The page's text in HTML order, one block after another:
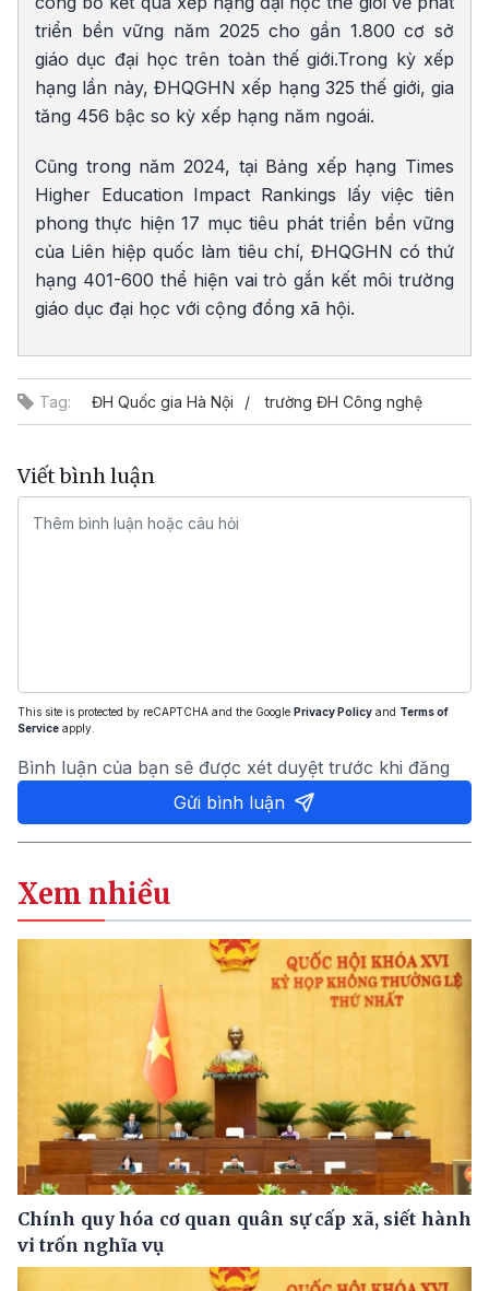
triển bền vững năm 2025 cho gần 1.800 cơ sở
giáo dục đại học trên toàn thế giới.Trong kỳ xếp
hạng lần này, ĐHQGHN xếp hạng 325 thế giới, gia
tăng 456 bậc so kỳ xếp hạng năm ngoái.
Cũng trong năm 2024, tại Bảng xếp hạng Times
Higher Education Impact Rankings lấy việc tiên
phong thực hiện 17 mục tiêu phát triển bền vững
của Liên hiệp quốc làm tiêu chí, ĐHQGHN có thứ
hạng 401-600 thể hiện vai trò gắn kết môi trường
giáo dục đại học với cộng đồng xã hội.
Tag: ĐH Quốc gia Hà Nội trường ĐH Công nghệ
Viết bình luận
This site is protected by reCAPTCHA and the Google Privacy Policy and Terms of
Service apply.
Bình luận của bạn sẽ được xét duyệt trước khi đăng
Gửi bình luận
Xem nhiều
Chính quy hóa cơ quan quân sự cấp xã, siết hành
vi trốn nghĩa vụ